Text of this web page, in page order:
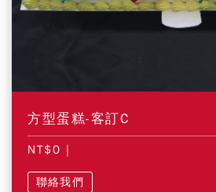
方型蛋糕-客訂C
NT$0 |
聯絡我們